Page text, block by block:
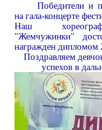
Победители и
на гала-концерте
Наш
"Жемчужинки"
награжден дипломом
Поздравляем
успехов в